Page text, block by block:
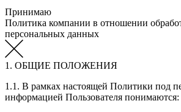
Принимаю
Политика компании в отношении
персональных данных
1. ОБЩИЕ ПОЛОЖЕНИЯ
1.1. В рамках настоящей Политики под
информацией Пользователя понимаются: